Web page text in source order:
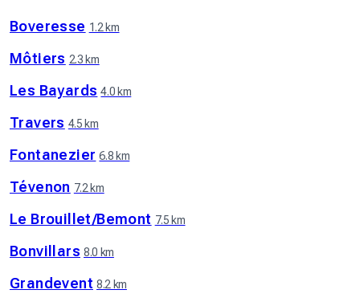
Boveresse 1.2 km
Môtiers 2.3 km
Les Bayards 4.0 km
Travers 4.5 km
Fontanezier 6.8 km
Tévenon 7.2 km
Le Brouillet/Bemont 7.5 km
Bonvillars 8.0 km
Grandevent 8.2 km